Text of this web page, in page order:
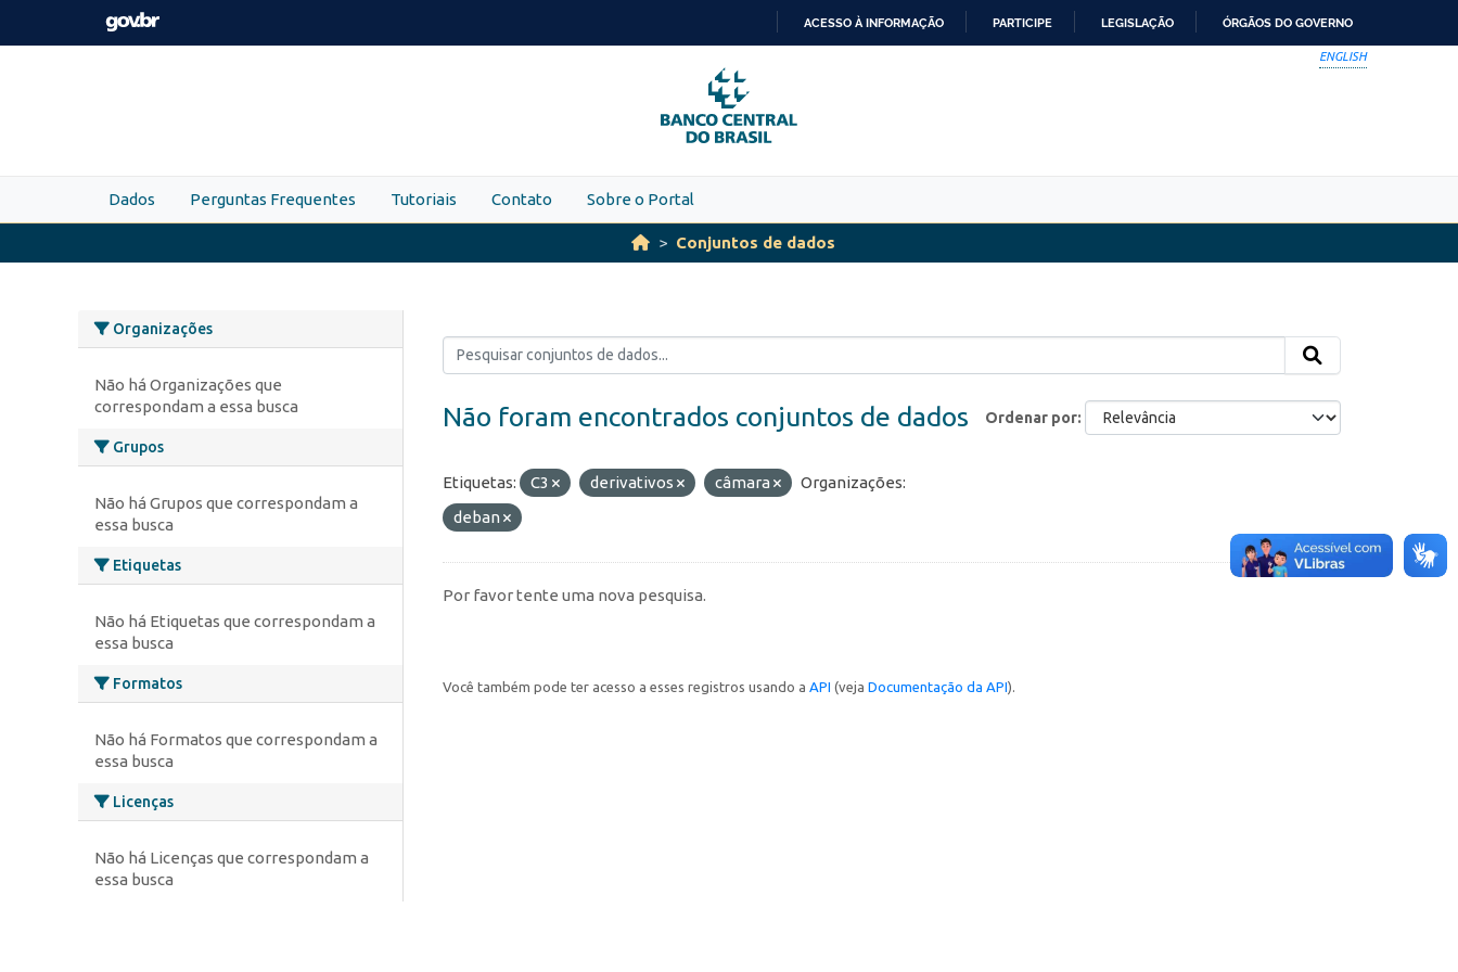
Skip to main content
PARA
O
CONTEÚDO
ACESSO À INFORMAÇÃO PARTICIPE LEGISLAÇÃO ÓRGÃOS DO GOVERNO
ENGLISH
Dados Perguntas Frequentes Tutoriais Contato Sobre o Portal
Conjuntos de dados
Organizações
Não há Organizações que
correspondam a essa busca
Grupos
Não há Grupos que correspondam a
essa busca
Etiquetas
Não há Etiquetas que correspondam a
essa busca
Formatos
Não há Formatos que correspondam a
essa busca
Licenças
Não há Licenças que correspondam a
essa busca
Ordenar por
Não foram encontrados conjuntos de dados
Etiquetas: C3 derivativos câmara
Organizações:
deban
Por favor tente uma nova pesquisa.
Você também pode ter acesso a esses registros usando a API (veja Documentação da API).